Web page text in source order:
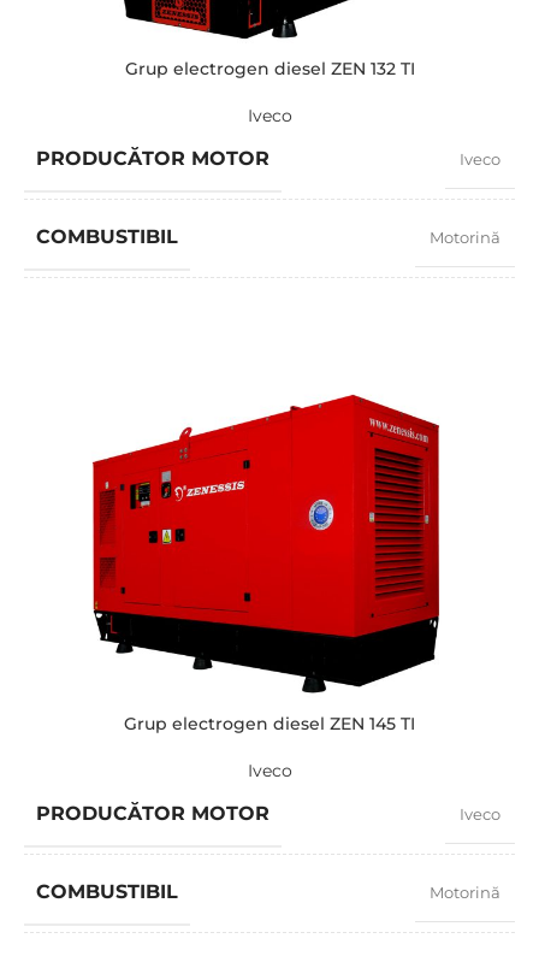
Grup electrogen diesel ZEN 132 TI
Iveco
PRODUCĂTOR MOTOR Iveco
COMBUSTIBIL Motorină
AMPERAJ
TENSIUNE STANDARD 400 / 230 V
PUTERE (KVA)
Grup electrogen diesel ZEN 145 TI
Iveco
PRODUCĂTOR MOTOR Iveco
COMBUSTIBIL Motorină